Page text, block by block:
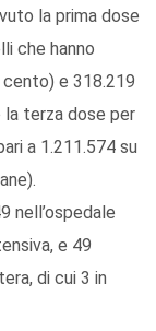
la prima dose
che hanno
e 318.219
la terza dose per
a 1.211.574 su
nell’ospedale
e 49
di cui 3 in